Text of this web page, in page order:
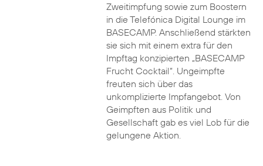
Zweitimpfung sowie zum Boostern
in die Telefónica Digital Lounge im
BASECAMP. Anschließend stärkten
sie sich mit einem extra für den
Impftag konzipierten „BASECAMP
Frucht Cocktail“. Ungeimpfte
freuten sich über das
unkomplizierte Impfangebot. Von
Geimpften aus Politik und
Gesellschaft gab es viel Lob für die
gelungene Aktion.